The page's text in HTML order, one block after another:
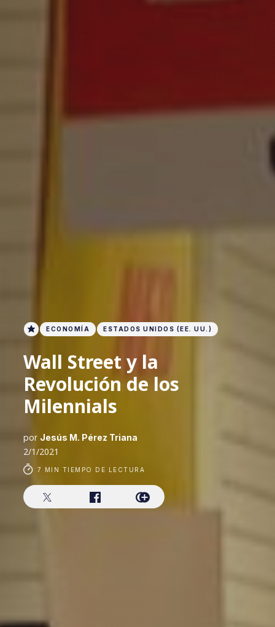
ECONOMÍA ESTADOS UNIDOS (EE. UU.)
Wall Street y la
Revolución de los
Milennials
por Jesús M. Pérez Triana
2/1/2021
7 MIN TIEMPO DE LECTURA